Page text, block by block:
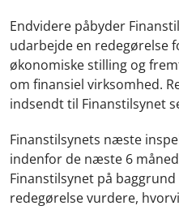
Endvidere påbyder
udarbejde en redegørelse
økonomiske stilling og
om finansiel virksomhed.
indsendt til Finanstilsynet
Finanstilsynets næste
indenfor de næste 6
Finanstilsynet på
redegørelse vurdere,